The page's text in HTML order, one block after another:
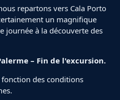
repartons vers Cala Porto
un magnifique
journée à la découverte des
– Fin de l'excursion.
des conditions